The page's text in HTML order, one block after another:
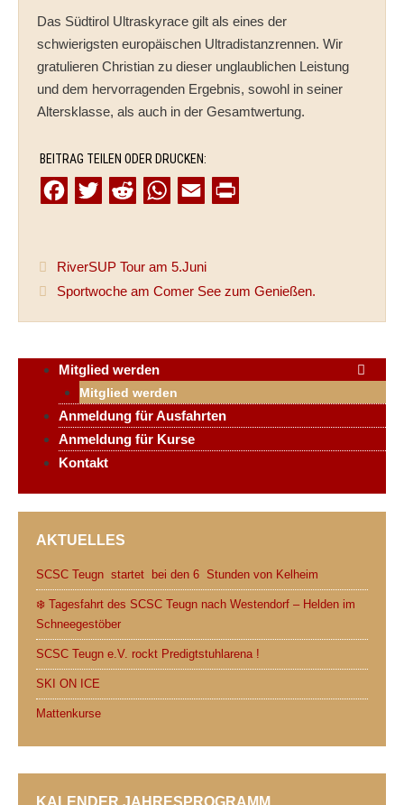
Das Südtirol Ultraskyrace gilt als eines der
schwierigsten europäischen Ultradistanzrennen. Wir
gratulieren Christian zu dieser unglaublichen Leistung
und dem hervorragenden Ergebnis, sowohl in seiner
Altersklasse, als auch in der Gesamtwertung.
BEITRAG TEILEN ODER DRUCKEN:
e
b
o
k
t
t
e
d
i
t
W
t
s
A
p
i
l
t
RiverSUP Tour am 5.Juni
Sportwoche am Comer See zum Genießen.
Mitglied werden
Mitglied werden
Anmeldung für Ausfahrten
Anmeldung für Kurse
Kontakt
AKTUELLES
SCSC Teugn startet bei den 6 Stunden von Kelheim
❄️ Tagesfahrt des SCSC Teugn nach Westendorf – Helden im
Schneegestöber
SCSC Teugn e.V. rockt Predigtstuhlarena !
SKI ON ICE
Mattenkurse
KALENDER JAHRESPROGRAMM